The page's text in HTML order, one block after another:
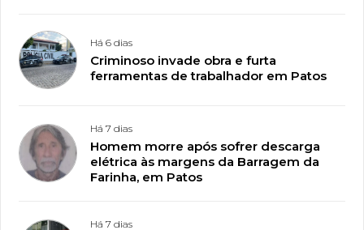
Há 6 dias
Criminoso invade obra e furta
ferramentas de trabalhador em Patos
Há 7 dias
Homem morre após sofrer descarga
elétrica às margens da Barragem da
Farinha, em Patos
Há 7 dias